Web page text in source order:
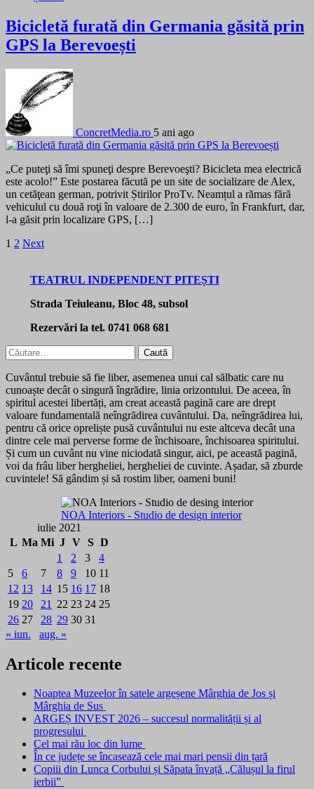
Bicicletă furată din Germania găsită prin
GPS la Berevoești
ConcretMedia.ro 5 ani ago
„Ce puteţi să îmi spuneţi despre Berevoeşti? Bicicleta mea electrică
este acolo!” Este postarea făcută pe un site de socializare de Alex,
un cetăţean german, potrivit Știrilor ProTv. Neamțul a rămas fără
vehiculul cu două roţi în valoare de 2.300 de euro, în Frankfurt, dar,
l-a găsit prin localizare GPS, […]
Paginație
1 2 Next
TEATRUL INDEPENDENT PITEȘTI
Strada Teiuleanu, Bloc 48, subsol
Rezervări la tel. 0741 068 681
Caută
după:
Cuvântul trebuie să fie liber, asemenea unui cal sălbatic care nu
cunoaște decât o singură îngrădire, linia orizontului. De aceea, în
spiritul acestei libertăți, am creat această pagină care are drept
valoare fundamentală neîngrădirea cuvântului. Da, neîngrădirea lui,
pentru că orice opreliște pusă cuvântului nu este altceva decât una
dintre cele mai perverse forme de închisoare, închisoarea spiritului.
Și cum un cuvânt nu vine niciodată singur, aici, pe această pagină,
voi da frâu liber hergheliei, hergheliei de cuvinte. Așadar, să zburde
cuvintele! Să gândim și să rostim liber, oameni buni!
NOA Interiors - Studio de design interior
iulie 2021
L Ma Mi J V S D
1
2 3
4
5
6 7 8 9 10 11
12 13 14 15 16 17 18
19 20 21 22 23 24 25
26 27 28 29 30 31
« iun.
aug. »
Articole recente
Noaptea Muzeelor în satele argeșene Mârghia de Jos și
Mârghia de Sus
ARGEȘ INVEST 2026 – succesul normalității și al
progresului
Cel mai rău loc din lume
În ce județe se încasează cele mai mari pensii din țară
Copiii din Lunca Corbului și Săpata învață „Călușul la firul
ierbii”